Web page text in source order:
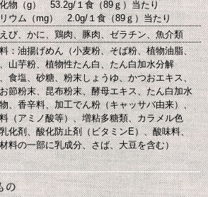
物（g） 53.2g/１食（89ｇ）当たり
ウム（mg） 2.0g/１食（89ｇ）当たり
び、かに、鶏肉、豚肉、ゼラチン、魚介類
：油揚げめん（小麦粉、そば粉、植物油脂、
山芋粉、植物性たん白、たん白加水分解
食塩、砂糖、粉末しょうゆ、かつおエキス、
節粉末、昆布粉末、酵母エキス、たん白加水
、香辛料、加工でん粉（キャッサバ由来）、
（アミノ酸等）、増粘多糖類、カラメル色
化剤、酸化防止剤（ビタミンE）、酸味料、
料の一部に乳成分、さば、大豆を含む）